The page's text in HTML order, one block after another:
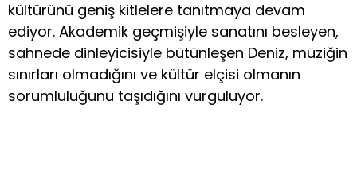
kültürünü geniş kitlelere tanıtmaya devam
ediyor. Akademik geçmişiyle sanatını besleyen,
sahnede dinleyicisiyle bütünleşen Deniz, müziğin
sınırları olmadığını ve kültür elçisi olmanın
sorumluluğunu taşıdığını vurguluyor.